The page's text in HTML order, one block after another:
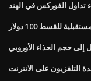
تداول الفوركس في الهند
للقسط 100 دولار
إلى حجم الحذاء الأوروبي
على الانترنت